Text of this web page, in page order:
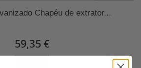
Chapéu de extrator...
59,35 €